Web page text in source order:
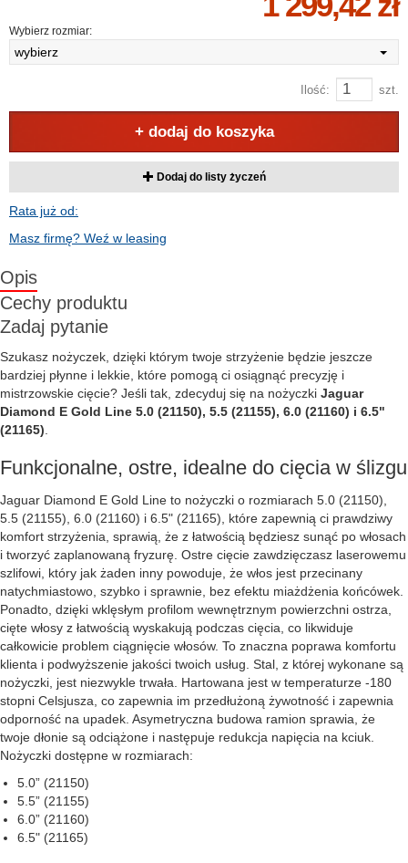
Wybierz rozmiar:
wybierz
Ilość: szt.
+ dodaj do koszyka
Dodaj do listy życzeń
Rata już od:
Masz firmę? Weź w leasing
Opis
Cechy produktu
Zadaj pytanie
Szukasz nożyczek, dzięki którym twoje strzyżenie będzie jeszcze
bardziej płynne i lekkie, które pomogą ci osiągnąć precyzję i
mistrzowskie cięcie? Jeśli tak, zdecyduj się na nożyczki Jaguar
Diamond E Gold Line 5.0 (21150), 5.5 (21155), 6.0 (21160) i 6.5"
(21165)
Funkcjonalne, ostre, idealne do cięcia w ślizgu
Jaguar Diamond E Gold Line to nożyczki o rozmiarach 5.0 (21150),
5.5 (21155), 6.0 (21160) i 6.5" (21165), które zapewnią ci prawdziwy
komfort strzyżenia, sprawią, że z łatwością będziesz sunąć po włosach
i tworzyć zaplanowaną fryzurę. Ostre cięcie zawdzięczasz laserowemu
szlifowi, który jak żaden inny powoduje, że włos jest przecinany
natychmiastowo, szybko i sprawnie, bez efektu miażdżenia końcówek.
Ponadto, dzięki wklęsłym profilom wewnętrznym powierzchni ostrza,
cięte włosy z łatwością wyskakują podczas cięcia, co likwiduje
całkowicie problem ciągnięcie włosów. To znaczna poprawa komfortu
klienta i podwyższenie jakości twoich usług. Stal, z której wykonane są
nożyczki, jest niezwykle trwała. Hartowana jest w temperaturze -180
stopni Celsjusza, co zapewnia im przedłużoną żywotność i zapewnia
odporność na upadek. Asymetryczna budowa ramion sprawia, że
twoje dłonie są odciążone i następuje redukcja napięcia na kciuk.
Nożyczki dostępne w rozmiarach:
5.0” (21150)
5.5” (21155)
6.0” (21160)
6.5" (21165)